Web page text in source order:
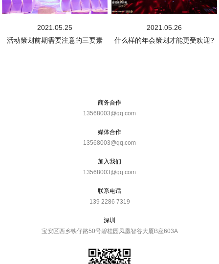
2021.05.25
活动策划前期需要注意的三要素
2021.05.26
什么样的年会策划才能更受欢迎?
商务合作
13568003@qq.com
媒体合作
13568003@qq.com
加入我们
13568003@qq.com
联系电话
139 2286 7319
深圳
宝安区西乡铁仔路50号碧桂园凤凰智谷大厦B座603A